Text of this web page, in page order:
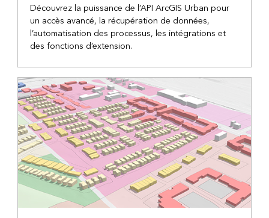
Découvrez la puissance de l’API ArcGIS Urban pour
un accès avancé, la récupération de données,
l’automatisation des processus, les intégrations et
des fonctions d’extension.